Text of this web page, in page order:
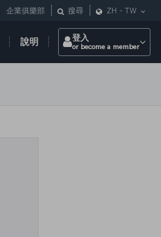
說明
企業俱樂部 搜尋 ZH - TW
登入
or become a member